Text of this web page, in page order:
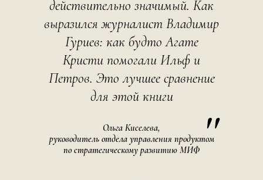
действительно значимый. Как
выразился журналист Владимир
Гуриев: как будто Агате
Кристи помогали Ильф и
Петров. Это лучшее сравнение
для этой книги
"
Ольга Киселева,
руководитель отдела управления продуктом
по стратегическому развитию МИФ